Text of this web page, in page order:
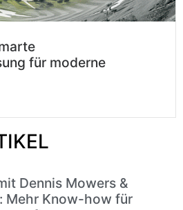
für moderne
Dennis Mowers &
Mehr Know-how für